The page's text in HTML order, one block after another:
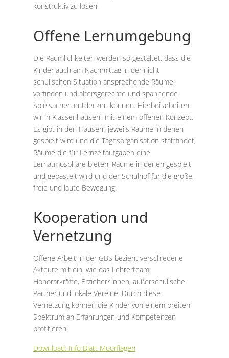
konstruktiv zu lösen.
Offene Lernumgebung
Die Räumlichkeiten werden so gestaltet, dass die
Kinder auch am Nachmittag in der nicht
schulischen Situation ansprechende Räume
vorfinden und altersgerechte und spannende
Spielsachen entdecken können. Hierbei arbeiten
wir in Klassenhäusern mit einem offenen Konzept.
Es gibt in den Häusern jeweils Räume in denen
gespielt wird und die Tagesorganisation stattfindet,
Räume die für Lernzeitaufgaben eine
Lernatmosphäre bieten, Räume in denen gespielt
und gebastelt wird und der Schulhof für die große,
freie und laute Bewegung.
Kooperation und
Vernetzung
Offene Arbeit in der GBS bezieht verschiedene
Akteure mit ein, wie das Lehrerteam,
Honorarkräfte, Erzieher*innen, außerschulische
Partner und lokale Vereine. Durch diese
Vernetzung können die Kinder von einem breiten
Spektrum an Erfahrungen und Kompetenzen
profitieren.
Download: Info Blatt Moorflagen